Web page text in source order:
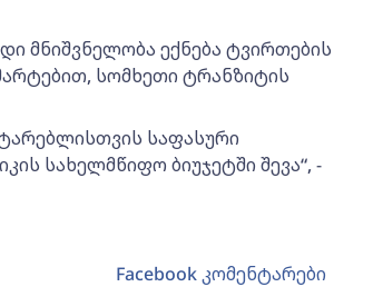
მნიშვნელობა ექნება ტვირთების
სომხეთი ტრანზიტის
საფასური
სახელმწიფო ბიუჯეტში შევა“, -
Facebook კომენტარები